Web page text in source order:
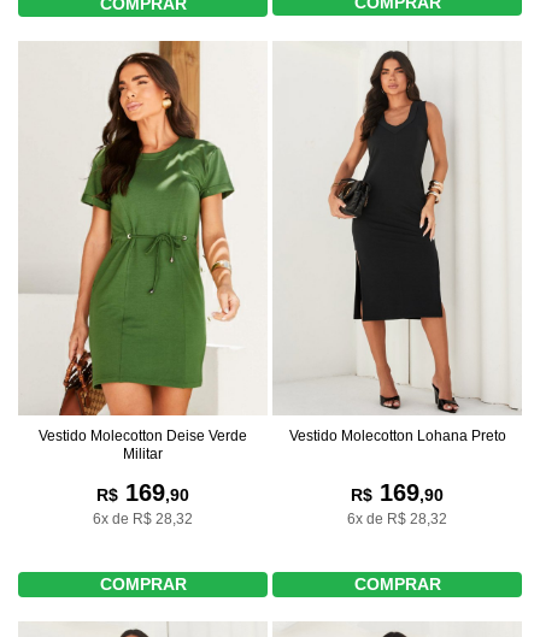
COMPRAR
Vestido Molecotton Deise Verde
Militar
R$ 169,90
6x de R$ 28,32
COMPRAR
Vestido Molecotton Lohana Preto
R$ 169,90
6x de R$ 28,32
COMPRAR